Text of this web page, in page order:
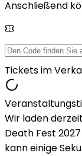
Anschließend
Tickets im
Wir laden
Death Fest
kann einige